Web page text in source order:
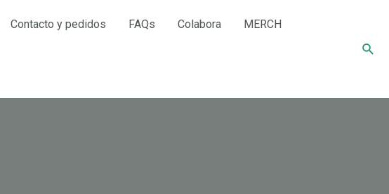
Contacto y pedidos FAQs Colabora MERCH